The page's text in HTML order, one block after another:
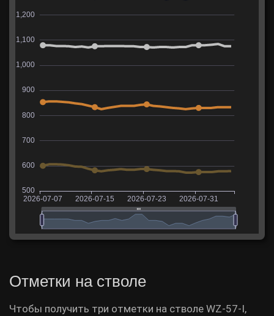
Отметки на стволе
Чтобы получить три отметки на стволе WZ-57-I,